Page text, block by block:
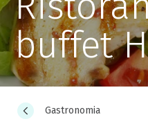
buffet
Gastronomia